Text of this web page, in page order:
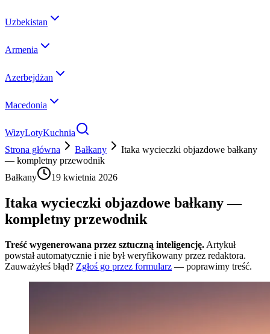
Uzbekistan
Armenia
Azerbejdżan
Macedonia
WizyLotyKuchnia
Strona główna
Bałkany
Itaka wycieczki objazdowe bałkany
— kompletny przewodnik
Bałkany
19 kwietnia 2026
Itaka wycieczki objazdowe bałkany —
kompletny przewodnik
Treść wygenerowana przez sztuczną inteligencję. Artykuł
powstał automatycznie i nie był weryfikowany przez redaktora.
Zauważyłeś błąd? Zgłoś go przez formularz — poprawimy treść.